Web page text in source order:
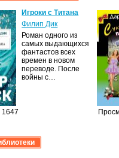
1647
Игроки с Титана
Филип Дик
Роман одного из
самых выдающихся
фантастов всех
времен в новом
переводе. После
войны с…